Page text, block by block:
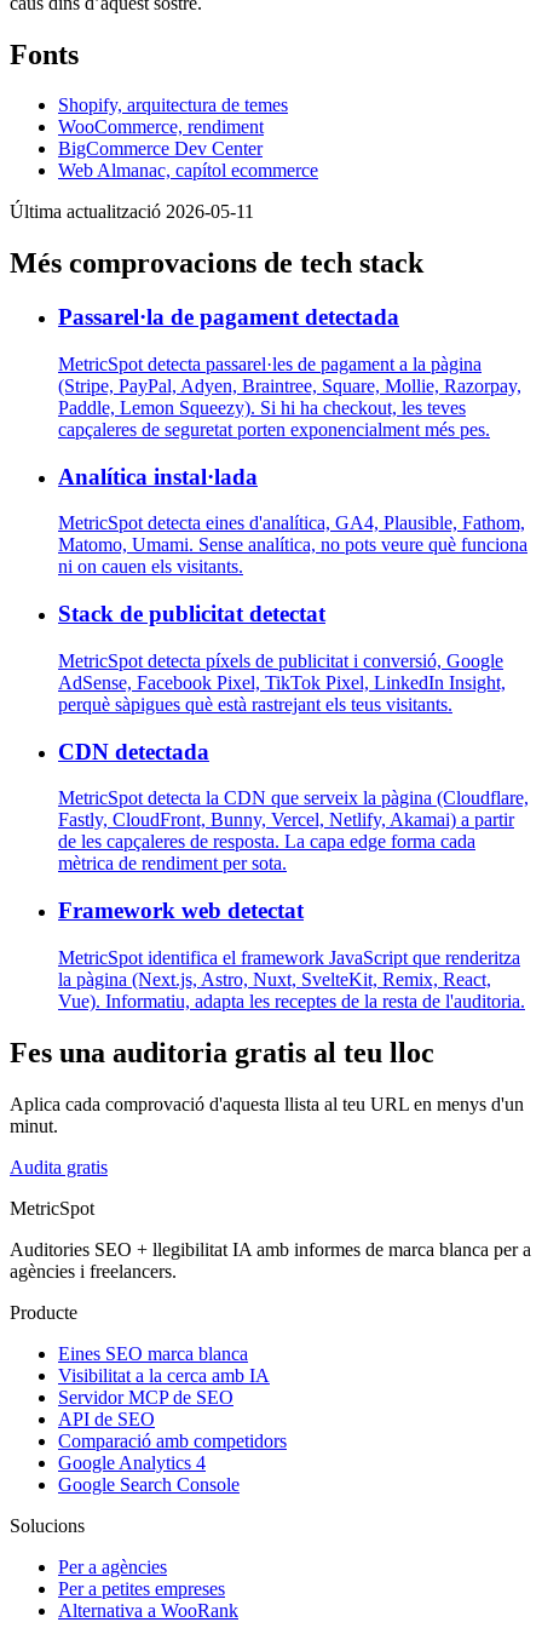
Fonts
Shopify, arquitectura de temes
WooCommerce, rendiment
BigCommerce Dev Center
Web Almanac, capítol ecommerce
Última actualització 2026-05-11
Més comprovacions de tech stack
Passarel·la de pagament detectada
MetricSpot detecta passarel·les de pagament a la pàgina
(Stripe, PayPal, Adyen, Braintree, Square, Mollie, Razorpay,
Paddle, Lemon Squeezy). Si hi ha checkout, les teves
capçaleres de seguretat porten exponencialment més pes.
Analítica instal·lada
MetricSpot detecta eines d'analítica, GA4, Plausible, Fathom,
Matomo, Umami. Sense analítica, no pots veure què funciona
ni on cauen els visitants.
Stack de publicitat detectat
MetricSpot detecta píxels de publicitat i conversió, Google
AdSense, Facebook Pixel, TikTok Pixel, LinkedIn Insight,
perquè sàpigues què està rastrejant els teus visitants.
CDN detectada
MetricSpot detecta la CDN que serveix la pàgina (Cloudflare,
Fastly, CloudFront, Bunny, Vercel, Netlify, Akamai) a partir
de les capçaleres de resposta. La capa edge forma cada
mètrica de rendiment per sota.
Framework web detectat
MetricSpot identifica el framework JavaScript que renderitza
la pàgina (Next.js, Astro, Nuxt, SvelteKit, Remix, React,
Vue). Informatiu, adapta les receptes de la resta de l'auditoria.
Fes una auditoria gratis al teu lloc
Aplica cada comprovació d'aquesta llista al teu URL en menys d'un
minut.
Audita gratis
MetricSpot
Auditories SEO + llegibilitat IA amb informes de marca blanca per a
agències i freelancers.
Producte
Eines SEO marca blanca
Visibilitat a la cerca amb IA
Servidor MCP de SEO
API de SEO
Comparació amb competidors
Google Analytics 4
Google Search Console
Solucions
Per a agències
Per a petites empreses
Alternativa a WooRank